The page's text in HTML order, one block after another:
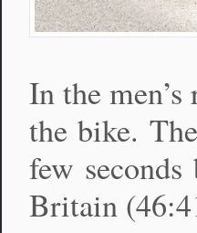
In the
the bike.
few
Britain